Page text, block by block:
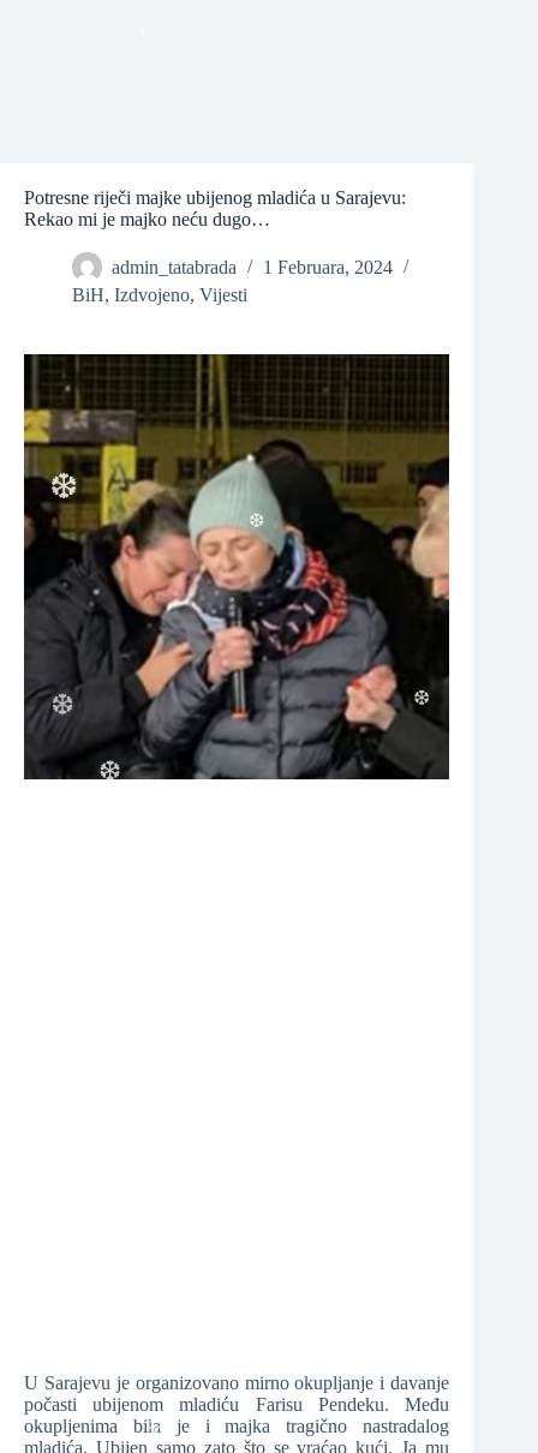
Potresne riječi majke ubijenog mladića u Sarajevu:
Rekao mi je majko neću dugo…
admin_tatabrada
1 Februara, 2024
BiH, Izdvojeno, Vijesti
U Sarajevu je organizovano mirno okupljanje i davanje
počasti ubijenom mladiću Farisu Pendeku. Među
okupljenima bila je i majka tragično nastradalog
mladića. Ubijen samo zato što se vraćao kući. Ja mu
❆
❆
❆
❆
❆
❆
❆